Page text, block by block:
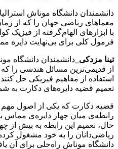
دانشمندان دانشگاه موناش
معماهای ریاضی جهان را که از
با ابزارهای الهام‌گرفته از فیزیک
فرمول کلی برای بی‌نهایت دایره
تینا مزدکی_ دانشمندان دانشگاه
از قدیمی‌ترین مسائل هندسی را
استفاده از مفاهیم فیزیکی حل
تعمیم قضیه دایره‌های دکارت به
قضیه دکارت که یکی از اصول
رابطه‌ی میان چهار دایره‌ی مماس
حال، تعمیم این رابطه به بیش از
ریاضی‌دانان را به خود مشغول
دانشگاه موناش راه‌حلی برای آن